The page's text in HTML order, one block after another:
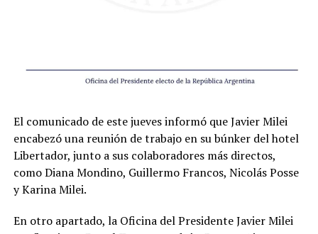
El comunicado de este jueves informó que Javier Milei
encabezó una reunión de trabajo en su búnker del hotel
Libertador, junto a sus colaboradores más directos,
como Diana Mondino, Guillermo Francos, Nicolás Posse
y Karina Milei.
En otro apartado, la Oficina del Presidente Javier Milei